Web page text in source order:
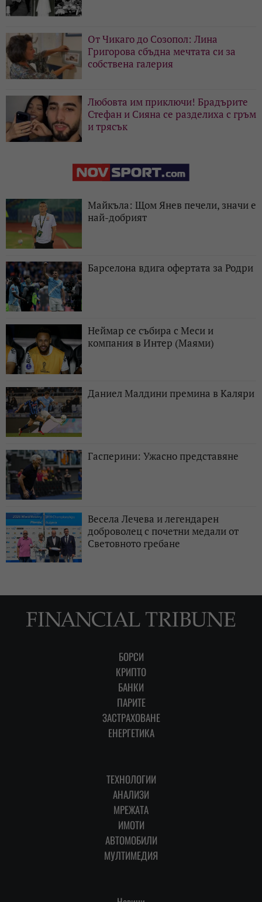
От Чикаго до Созопол: Лина
Григорова сбъдна мечтата си за
собствена галерия
Любовта им приключи! Брадърите
Стефан и Сияна се разделиха с гръм
и трясък
Майкъла: Щом Янев печели, значи е
най-добрият
Барселона вдига офертата за Родри
Неймар се събира с Меси и
компания в Интер (Маями)
Даниел Малдини премина в Каляри
Гасперини: Ужасно представяне
Весела Лечева и легендарен
доброволец с почетни медали от
Световното гребане
БОРСИ
КРИПТО
БАНКИ
ПАРИТЕ
ЗАСТРАХОВАНЕ
ЕНЕРГЕТИКА
ТЕХНОЛОГИИ
АНАЛИЗИ
МРЕЖАТА
ИМОТИ
АВТОМОБИЛИ
МУЛТИМЕДИЯ